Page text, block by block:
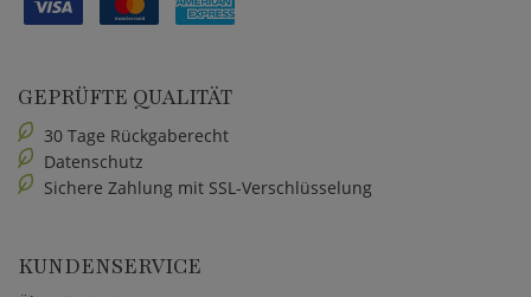
GEPRÜFTE QUALITÄT
30 Tage Rückgaberecht
Datenschutz
Sichere Zahlung mit SSL-Verschlüsselung
KUNDENSERVICE